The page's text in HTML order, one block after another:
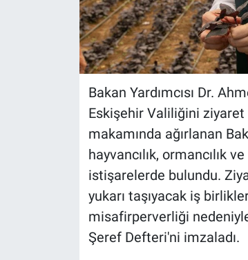
Bakan Yardımcısı Dr.
Eskişehir Valiliğini ziyaret
makamında ağırlanan
hayvancılık, ormancılık
istişarelerde bulundu.
yukarı taşıyacak iş
misafirperverliği
Şeref Defteri'ni imzaladı.
Magazin
Bilim ve Teknoloji